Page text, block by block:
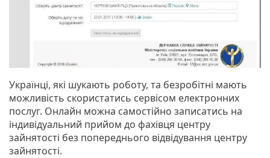
Українці, які шукають роботу, та безробітні мають
можливість скористатись сервісом електронних
послуг. Онлайн можна самостійно записатись на
індивідуальний прийом до фахівця центру
зайнятості без попереднього відвідування центру
зайнятості.